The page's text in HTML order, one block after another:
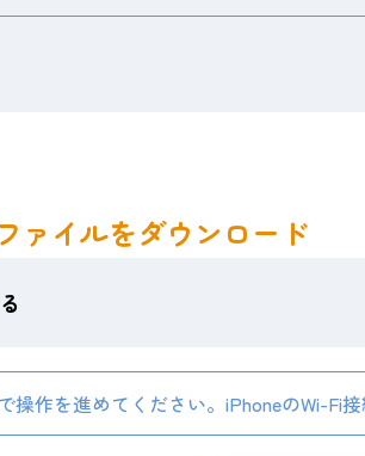
ァイルをダウンロード
操作を進めてください。iPhoneのWi-Fi